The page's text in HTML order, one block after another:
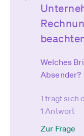
Welches
Absender?
1 fragt sich
1 Antwort
Zur Frage